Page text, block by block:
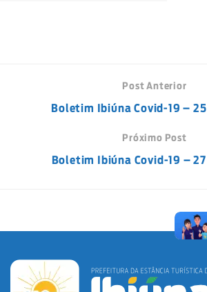
Post Anterior
Boletim Ibiúna Covid-19 –
Próximo Post
Boletim Ibiúna Covid-19 –